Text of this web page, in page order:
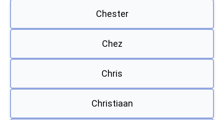
Chester
Chez
Chris
Christiaan